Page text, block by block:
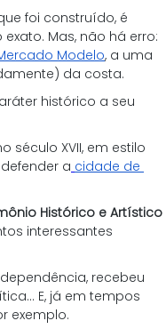
foi construído, é
Mas, não há erro:
Modelo, a uma
da costa.
histórico a seu
século XVII, em estilo
a cidade de
Histórico e Artístico
interessantes
recebeu
E, já em tempos
exemplo.